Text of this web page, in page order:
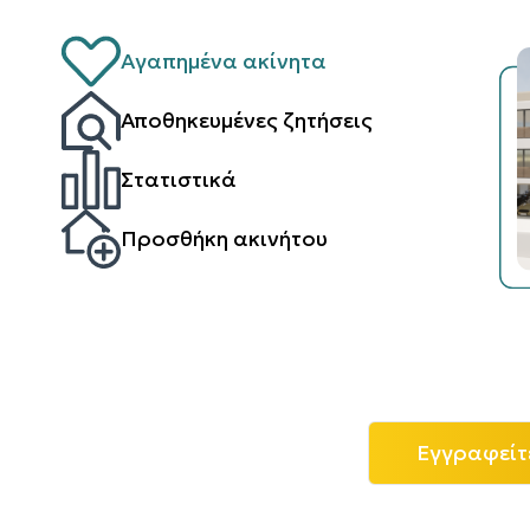
Αγαπημένα ακίνητα
Αποθηκευμένες ζητήσεις
Στατιστικά
Προσθήκη ακινήτου